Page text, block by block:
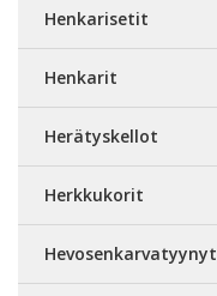
Henkarisetit
Henkarit
Herätyskellot
Herkkukorit
Hevosenkarvatyynyt